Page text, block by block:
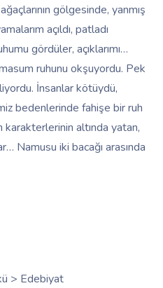
gölgesinde, yanmış
açıldı, patladı
gördüler, açıklarımı…
ruhunu okşuyordu. Pek
İnsanlar kötüydü,
bedenlerinde fahişe bir ruh
karakterlerinin altında yatan,
Namusu iki bacağı arasında
> Edebiyat